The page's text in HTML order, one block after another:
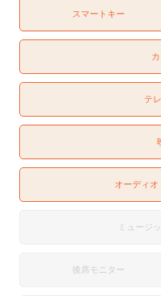
スマートキー
テ
オーディオ
ミュージ
後席モニター